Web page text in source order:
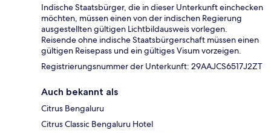
Indische Staatsbürger, die in dieser Unterkunft einchecken
möchten, müssen einen von der indischen Regierung
ausgestellten gültigen Lichtbildausweis vorlegen.
Reisende ohne indische Staatsbürgerschaft müssen einen
gültigen Reisepass und ein gültiges Visum vorzeigen.
Registrierungsnummer der Unterkunft: 29AAJCS6517J2ZT
Auch bekannt als
Citrus Bengaluru
Citrus Classic Bengaluru Hotel